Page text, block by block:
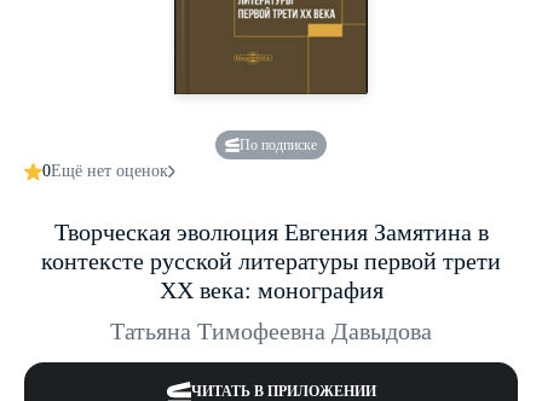
По подписке
0Ещё нет оценок
Творческая эволюция Евгения Замятина в
контексте русской литературы первой трети
ХХ века: монография
Татьяна Тимофеевна Давыдова
ЧИТАТЬ В ПРИЛОЖЕНИИ